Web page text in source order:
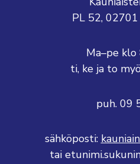
PL 52, 02701
Ma–pe klo
ti, ke ja to
puh. 09
sähköposti:
tai